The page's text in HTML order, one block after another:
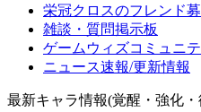
栄冠クロスのフレンド
雑談・質問掲示板
ゲームウィズコミュニ
ニュース速報/更新情報
最新キャラ情報(覚醒・強化